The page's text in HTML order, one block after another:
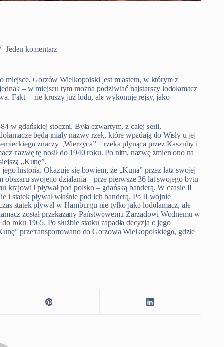
Jeden komentarz
miejsce. Gorzów Wielkopolski jest miastem, w którym z
– w miejscu tym można podziwiać najstarszy lodołamacz
Fakt – nie kruszy już lodu, ale wykonuje rejsy, jako
w gdańskiej stoczni. Była czwartym, z całej serii,
będą miały nazwy rzek, które wpadają do Wisły u jej
znaczy „Wierzyca” – rzeka płynąca przez Kaszuby i
nazwę tę nosił do 1940 roku. Po nim, nazwę zmieniono na
„Kunę”.
historia. Okazuje się bowiem, że „Kuna” przez lata swojej
swojego działania – prze pierwsze 36 lat swojego bytu
krajowi i pływał pod polsko – gdańską banderą. W czasie II
statek pływał właśnie pod ich banderą. Po II wojnie
statek pływał w Hamburgu nie tylko jako lodołamacz, ale
został przekazany Państwowemu Zarządowi Wodnemu w
roku 1965. Po służbie statku zapadła decyzja o jego
przetransportowano do Gorzowa Wielkopolskiego, gdzie